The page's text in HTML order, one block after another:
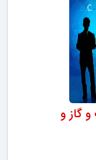
گاز و